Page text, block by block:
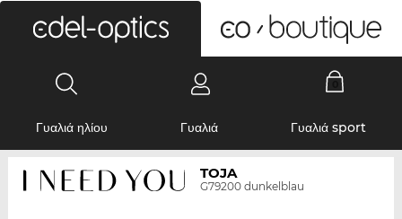
Γυαλιά ηλίου Γυαλιά Γυαλιά sport
TOJA
G79200 dunkelblau